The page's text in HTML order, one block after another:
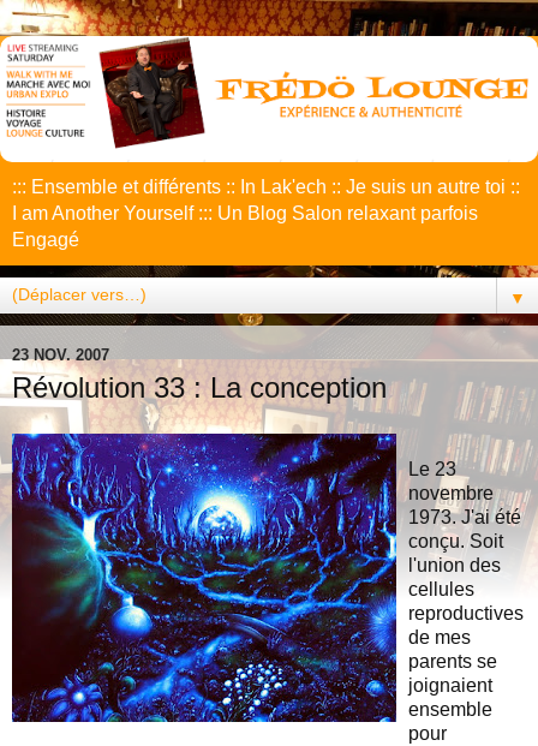
::: Ensemble et différents :: In Lak'ech :: Je suis un autre toi ::
I am Another Yourself ::: Un Blog Salon relaxant parfois
Engagé
▼
23 NOV. 2007
Révolution 33 : La conception
Le 23
novembre
1973. J'ai été
conçu. Soit
l'union des
cellules
reproductives
de mes
parents se
joignaient
ensemble
pour